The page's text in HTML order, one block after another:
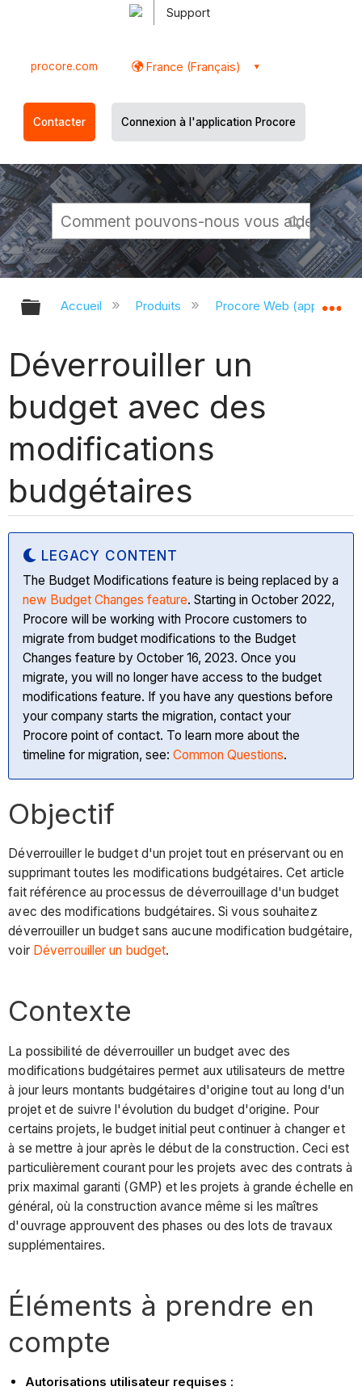
Support
procore.com France (Français)
Contacter Connexion à l'application Procore
Développer/réduire la hiérarchie
Accueil Produits Procore Web
Déverrouiller un
budget avec des
modifications
budgétaires
LEGACY CONTENT
The Budget Modifications feature is being replaced by a
new Budget Changes feature. Starting in October 2022,
Procore will be working with Procore customers to
migrate from budget modifications to the Budget
Changes feature by October 16, 2023. Once you
migrate, you will no longer have access to the budget
modifications feature. If you have any questions before
your company starts the migration, contact your
Procore point of contact. To learn more about the
timeline for migration, see:Common Questions.
Objectif
Déverrouiller le budget d'un projet tout en préservant ou en
supprimant toutes les modifications budgétaires. Cet article
fait référence au processus de déverrouillage d'un budget
avec des modifications budgétaires. Si vous souhaitez
déverrouiller un budget sans aucune modification budgétaire,
voir Déverrouiller un budget.
Contexte
La possibilité de déverrouiller un budget avec des
modifications budgétaires permet aux utilisateurs de mettre
à jour leurs montants budgétaires d'origine tout au long d'un
projet et de suivre l'évolution du budget d'origine. Pour
certains projets, le budget initial peut continuer à changer et
à se mettre à jour après le début de la construction. Ceci est
particulièrement courant pour les projets avec des contrats à
prix maximal garanti (GMP) et les projets à grande échelle en
général, où la construction avance même si les maîtres
d'ouvrage approuvent des phases ou des lots de travaux
supplémentaires.
Éléments à prendre en
compte
Autorisations utilisateur requises :